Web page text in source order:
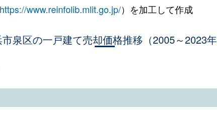
徒歩9分 115m² 65m²
徒歩14分 110m² 50m²
徒歩13分 120m² 100m²
央 徒歩3分 125m² 95m²
https://www.reinfolib.mlit.go.jp/）を加工して作成
泉区の一戸建て売却価格推移（2005～2023年